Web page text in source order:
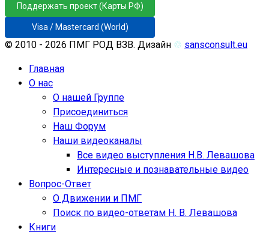
Поддержать проект (Карты РФ)
Visa / Mastercard (World)
© 2010 - 2026 ПМГ РОД ВЗВ. Дизайн ♲ sansconsult.eu
Главная
О нас
О нашей Группе
Присоединиться
Наш Форум
Наши видеоканалы
Все видео выступления Н.В. Левашова
Интересные и познавательные видео
Вопрос-Ответ
О Движении и ПМГ
Поиск по видео-ответам Н. В. Левашова
Книги